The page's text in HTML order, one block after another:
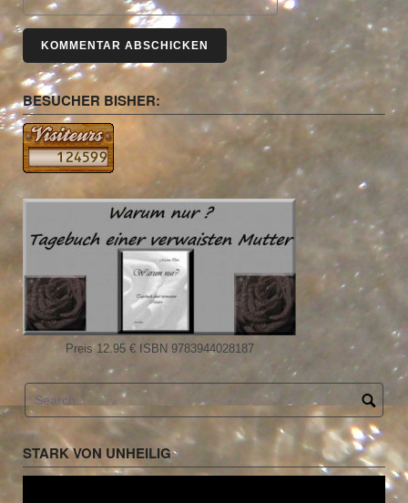
BESUCHER BISHER:
Preis 12.95 € ISBN 9783944028187
STARK VON UNHEILIG
Video-